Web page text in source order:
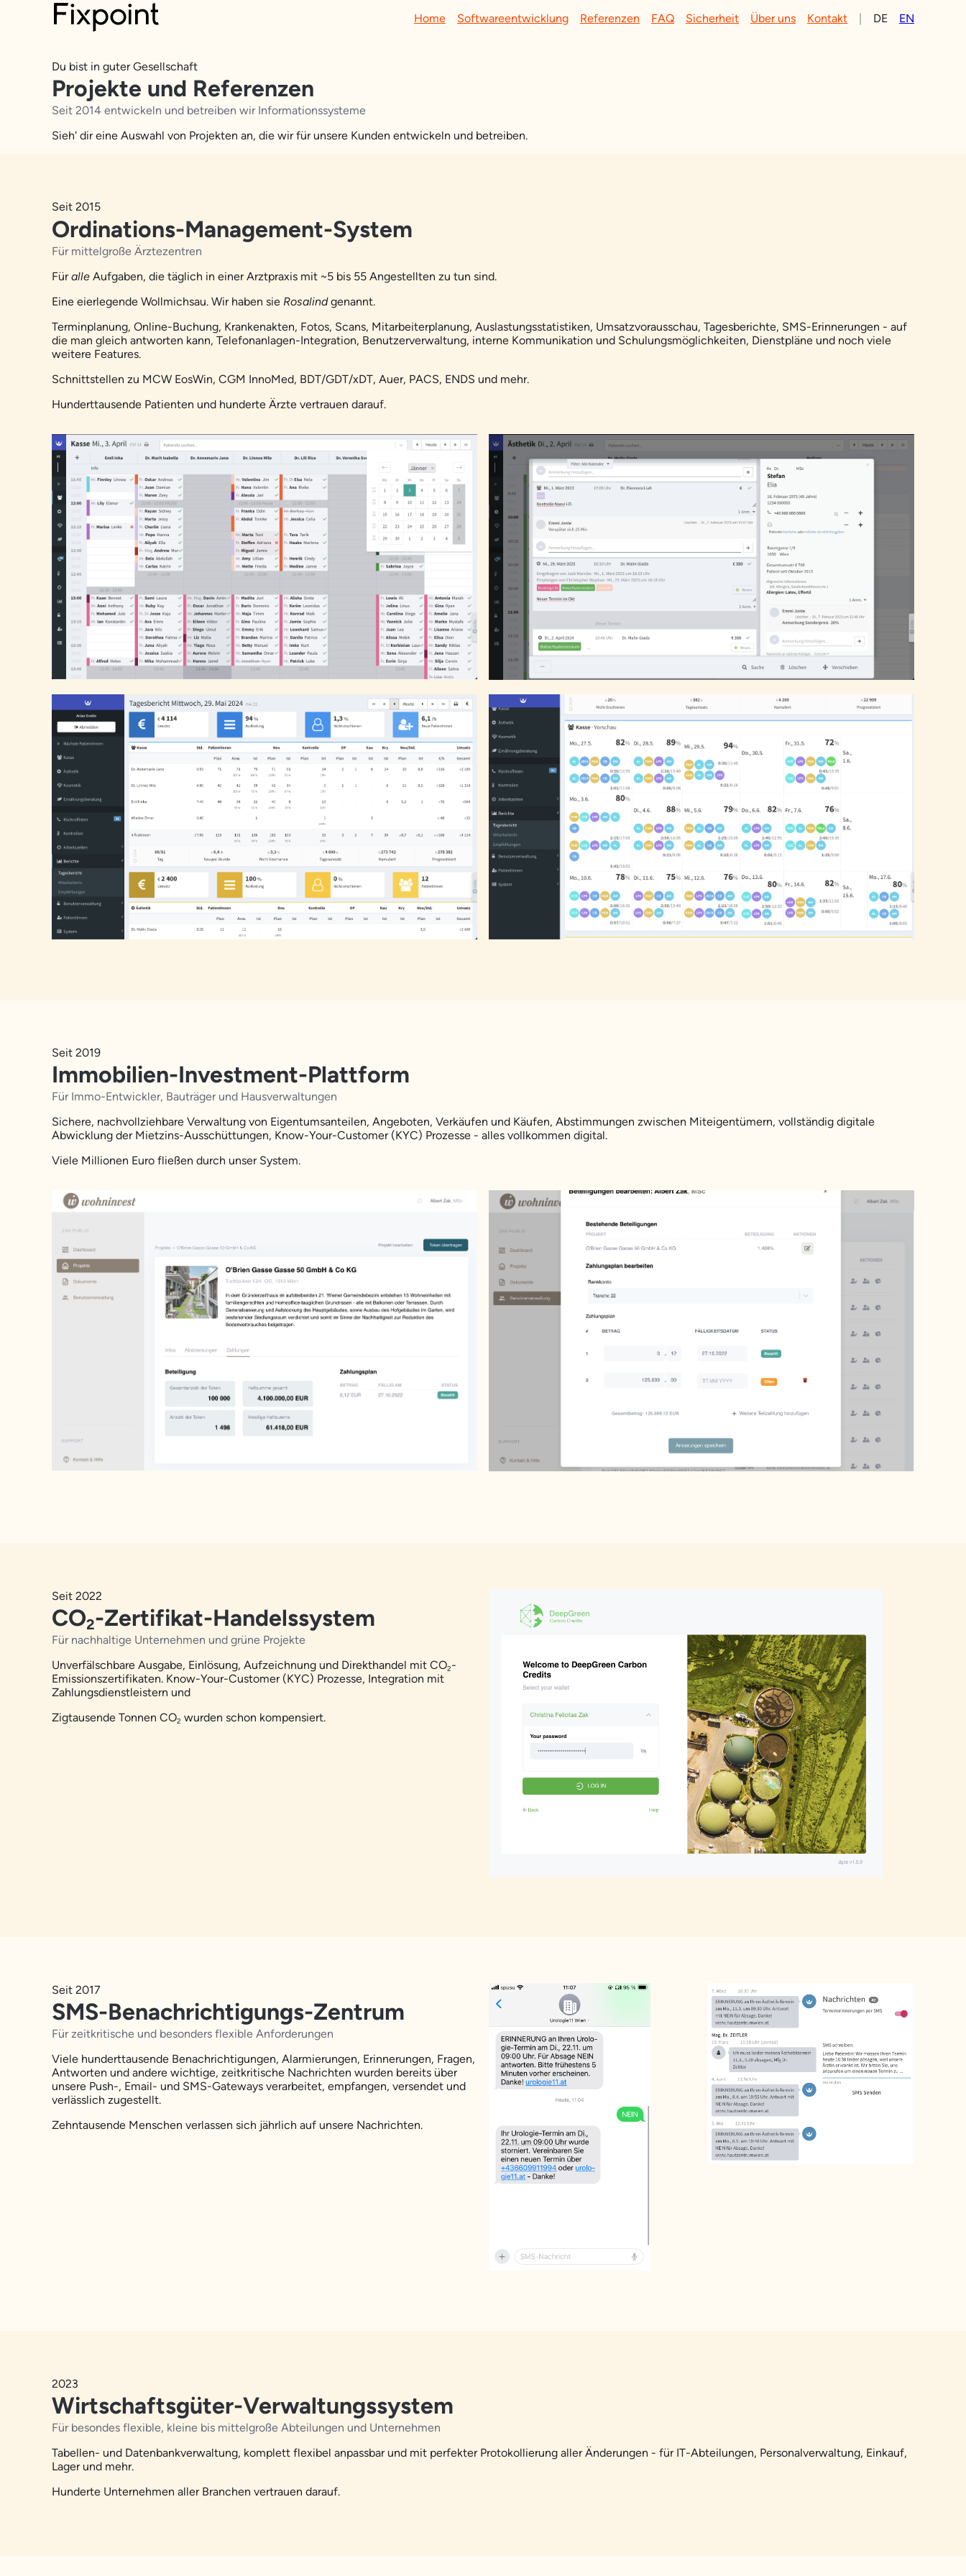
Home Softwareentwicklung Referenzen FAQ Sicherheit Über uns Kontakt | DE EN
Du bist in guter Gesellschaft
Projekte und Referenzen
Seit 2014 entwickeln und betreiben wir Informationssysteme
Sieh' dir eine Auswahl von Projekten an, die wir für unsere Kunden entwickeln und betreiben.
Seit 2015
Ordinations-Management-System
Für mittelgroße Ärztezentren
Füralle Aufgaben, die täglich in einer Arztpraxis mit ~5 bis 55 Angestellten zu tun sind.
Eine eierlegende Wollmichsau. Wir haben sie Rosalindgenannt.
Terminplanung, Online-Buchung, Krankenakten, Fotos, Scans, Mitarbeiterplanung, Auslastungsstatistiken, Umsatzvorausschau, Tagesberichte, SMS-Erinnerungen - auf
die man gleich antworten kann, Telefonanlagen-Integration, Benutzerverwaltung, interne Kommunikation und Schulungsmöglichkeiten, Dienstpläne und noch viele
weitere Features.
Schnittstellen zu MCW EosWin, CGM InnoMed, BDT/GDT/xDT, Auer, PACS, ENDS und mehr.
Hunderttausende Patienten und hunderte Ärzte vertrauen darauf.
Seit 2019
Immobilien-Investment-Plattform
Für Immo-Entwickler, Bauträger und Hausverwaltungen
Sichere, nachvollziehbare Verwaltung von Eigentumsanteilen, Angeboten, Verkäufen und Käufen, Abstimmungen zwischen Miteigentümern, vollständig digitale
Abwicklung der Mietzins-Ausschüttungen, Know-Your-Customer (KYC) Prozesse - alles vollkommen digital.
Viele Millionen Euro fließen durch unser System.
Seit 2022
CO2-Zertifikat-Handelssystem
Für nachhaltige Unternehmen und grüne Projekte
Unverfälschbare Ausgabe, Einlösung, Aufzeichnung und Direkthandel mit CO2-
Emissionszertifikaten. Know-Your-Customer (KYC) Prozesse, Integration mit
Zahlungsdienstleistern und
Zigtausende Tonnen CO2 wurden schon kompensiert.
Seit 2017
SMS-Benachrichtigungs-Zentrum
Für zeitkritische und besonders flexible Anforderungen
Viele hunderttausende Benachrichtigungen, Alarmierungen, Erinnerungen, Fragen,
Antworten und andere wichtige, zeitkritische Nachrichten wurden bereits über
unsere Push-, Email- und SMS-Gateways verarbeitet, empfangen, versendet und
verlässlich zugestellt.
Zehntausende Menschen verlassen sich jährlich auf unsere Nachrichten.
2023
Wirtschaftsgüter-Verwaltungssystem
Für besondes flexible, kleine bis mittelgroße Abteilungen und Unternehmen
Tabellen- und Datenbankverwaltung, komplett flexibel anpassbar und mit perfekter Protokollierung aller Änderungen - für IT-Abteilungen, Personalverwaltung, Einkauf,
Lager und mehr.
Hunderte Unternehmen aller Branchen vertrauen darauf.